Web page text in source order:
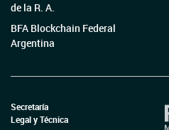
de la R. A.
BFA Blockchain Federal
Argentina
Secretaría
Legal y Técnica